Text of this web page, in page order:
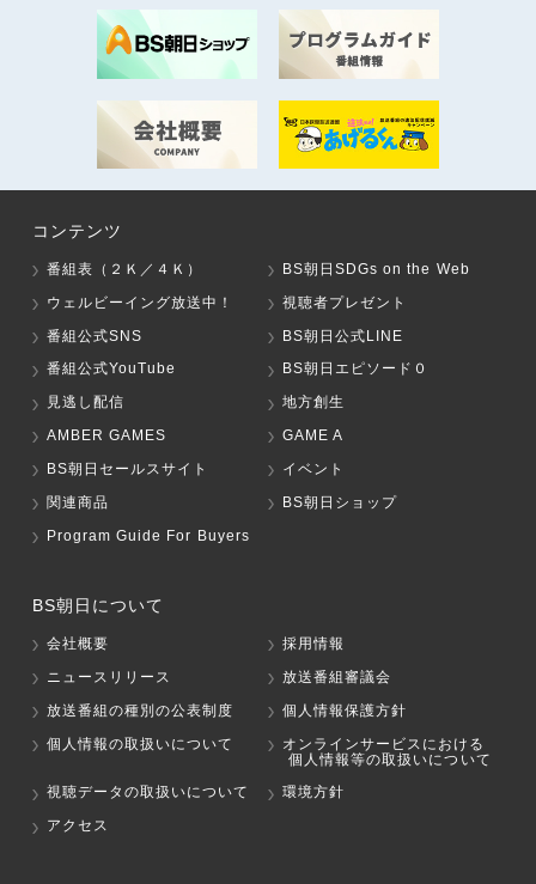
コンテンツ
番組表（２Ｋ／４Ｋ）
BS朝日SDGs on the Web
ウェルビーイング放送中！
視聴者プレゼント
番組公式SNS
BS朝日公式LINE
番組公式YouTube
BS朝日エピソード０
見逃し配信
地方創生
AMBER GAMES
GAME A
BS朝日セールスサイト
イベント
関連商品
BS朝日ショップ
Program Guide For Buyers
BS朝日について
会社概要
採用情報
ニュースリリース
放送番組審議会
放送番組の種別の公表制度
個人情報保護方針
個人情報の取扱いについて
オンラインサービスにおける
個人情報等の取扱いについて
視聴データの取扱いについて
環境方針
アクセス